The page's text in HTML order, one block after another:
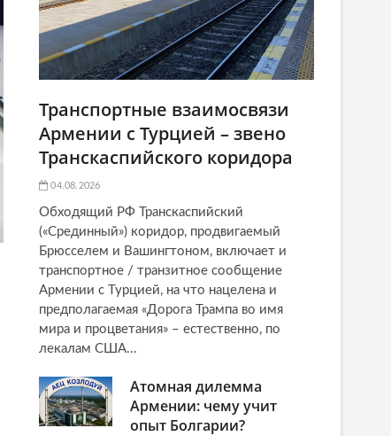
Транспортные взаимосвязи
Армении с Турцией – звено
Транскаспийского коридора
04.08.2026
Обходящий РФ Транскаспийский
(«Срединный») коридор, продвигаемый
Брюсселем и Вашингтоном, включает и
транспортное / транзитное сообщение
Армении с Турцией, на что нацелена и
предполагаемая «Дорога Трампа во имя
мира и процветания» – естественно, по
лекалам США...
Атомная дилемма
Армении: чему учит
опыт Болгарии?